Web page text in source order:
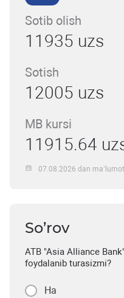
Sotib olish
11935 uzs
Sotish
12005 uzs
MB kursi
11915.64
07.08.2026 dan
So’rov
ATB "Asia Alliance
foydalanib turasizmi?
Ha